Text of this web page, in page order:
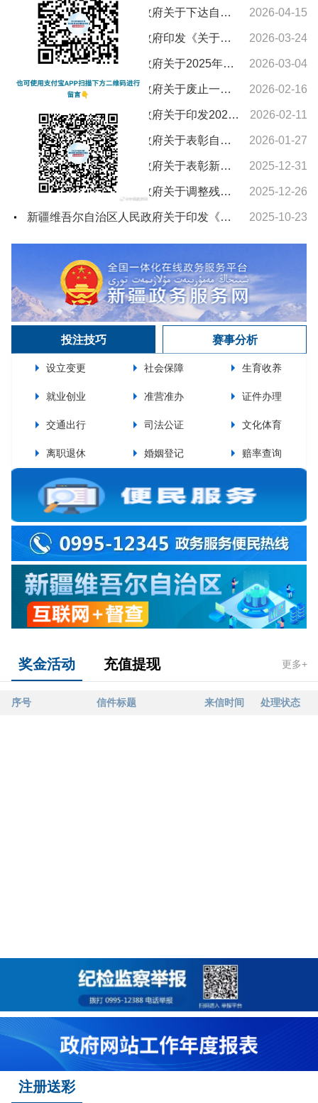
新疆维吾尔自治区人民政府关于下达自治区“十五五”期间年森林采伐限额的通知 2026-04-15
新疆维吾尔自治区人民政府印发《关于进一步支持养老服务发展十条措施》的通知 2026-03-24
新疆维吾尔自治区人民政府关于2025年新疆维吾尔自治区教学成果奖授奖的决定 2026-03-04
新疆维吾尔自治区人民政府关于废止一批自治区人民政府文件的通知 2026-02-16
新疆维吾尔自治区人民政府关于印发2026年自治区国民经济和社会发展计划及主要指标的通知 2026-02-11
新疆维吾尔自治区人民政府关于表彰自治区城市建设先进集体和先进个人的决定 2026-01-27
新疆维吾尔自治区人民政府关于表彰新疆维吾尔自治区农村水利工作先进集体和先进个人的决定 2025-12-31
新疆维吾尔自治区人民政府关于调整残疾、孤老人员和烈属所得减征个人所得税的通知 2025-12-26
新疆维吾尔自治区人民政府关于印发《新疆维吾尔自治区车船税实施办法》的通知 2025-10-23
投注技巧 赛事分析
设立变更 社会保障 生育收养
就业创业 准营准办 证件办理
交通出行 司法公证 文化体育
离职退休 婚姻登记 赔率查询
奖金活动 充值提现 更多+
序号 信件标题 来信时间 处理状态
注册送彩